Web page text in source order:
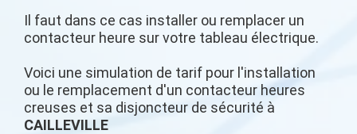
Il faut dans ce cas installer ou remplacer un
contacteur heure sur votre tableau électrique.
Voici une simulation de tarif pour l'installation
ou le remplacement d'un contacteur heures
creuses et sa disjoncteur de sécurité à
CAILLEVILLE